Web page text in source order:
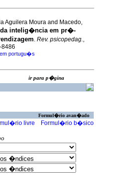
Aguilera Moura and Macedo,
da intelig�ncia em pr�-
. Rev. psicopedag.,
8486
portugu�s
ir para p�gina
Formul�rio avan�ado
livre Formul�rio b�sico